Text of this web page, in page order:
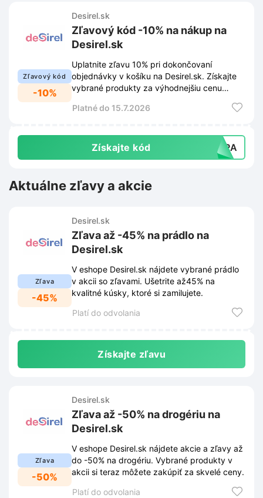
Zľavový kód
-10%
Desirel.sk
Zľavový kód -10% na nákup na
Desirel.sk
Uplatnite zľavu 10% pri dokončovaní
objednávky v košíku na Desirel.sk. Získajte
vybrané produkty za výhodnejšiu cenu
Platné do 15.7.2026
Získajte kód XTRA
Aktuálne zľavy a akcie
Zľava
-45%
Desirel.sk
Zľava až -45% na prádlo na
Desirel.sk
V eshope Desirel.sk nájdete vybrané prádlo
v akcii so zľavami. Ušetrite až45% na
kvalitné kúsky, ktoré si zamilujete.
Platí do odvolania
Získajte zľavu
Zľava
-50%
Desirel.sk
Zľava až -50% na drogériu na
Desirel.sk
V eshope Desirel.sk nájdete akcie a zľavy až
do -50% na drogériu. Vybrané produkty v
akcii si teraz môžete zakúpiť za skvelé ceny.
Platí do odvolania